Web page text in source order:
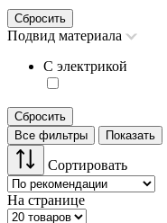
Сбросить
Подвид материала
С электрикой
Сбросить
Все фильтры
Показать
Сортировать
На странице